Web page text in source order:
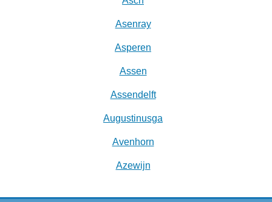
Asenray
Asperen
Assen
Assendelft
Augustinusga
Avenhorn
Azewijn